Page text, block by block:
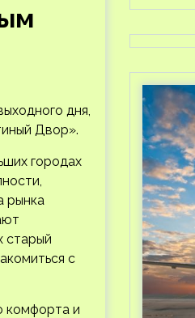
дня,
Двор».
городах
рынка
старый
с
комфорта и